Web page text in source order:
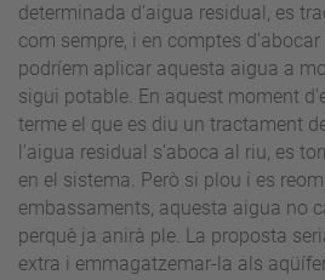
determinada d’aigua residual, es
com sempre, i en comptes d’abocar
podríem aplicar aquesta aigua a
sigui potable. En aquest moment
terme el que es diu un tractament
l’aigua residual s’aboca al riu, es
en el sistema. Però si plou i es
embassaments, aquesta aigua no
perquè ja anirà ple. La proposta
extra i emmagatzemar-la als